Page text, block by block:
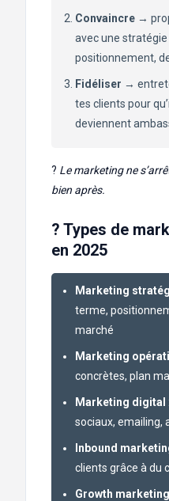
Convaincre →
avec une stratégie
positionnement,
Fidéliser →
tes clients pour
deviennent
? Le marketing ne
bien après.
? Types de
en 2025
Marketing
terme,
marché
Marketing
concrètes, plan
Marketing digital
sociaux, emailing,
Inbound
clients grâce à du
Growth marketing